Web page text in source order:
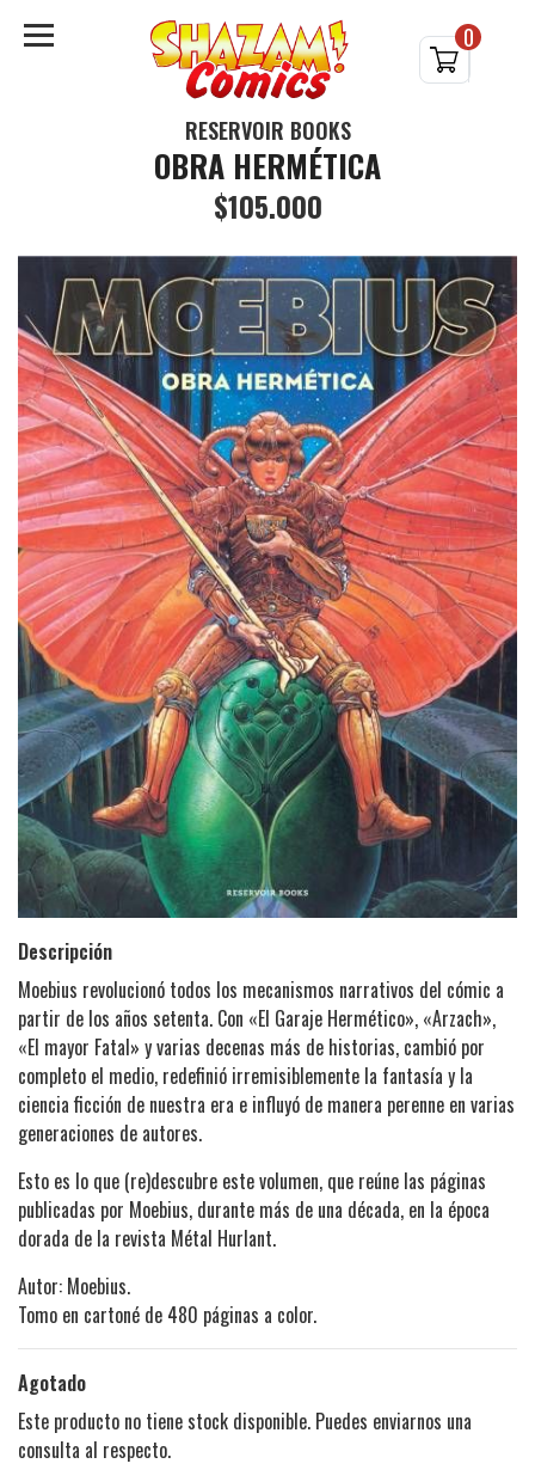
0
RESERVOIR BOOKS
OBRA HERMÉTICA
$105.000
Descripción
Moebius revolucionó todos los mecanismos narrativos del cómic a
partir de los años setenta. Con «El Garaje Hermético», «Arzach»,
«El mayor Fatal» y varias decenas más de historias, cambió por
completo el medio, redefinió irremisiblemente la fantasía y la
ciencia ficción de nuestra era e influyó de manera perenne en varias
generaciones de autores.
Esto es lo que (re)descubre este volumen, que reúne las páginas
publicadas por Moebius, durante más de una década, en la época
dorada de la revista Métal Hurlant.
Autor: Moebius.
Tomo en cartoné de 480 páginas a color.
Agotado
Este producto no tiene stock disponible. Puedes enviarnos una
consulta al respecto.